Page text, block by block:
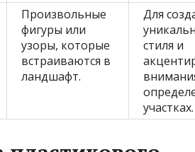
Произвольные
фигуры или
узоры, которые
встраиваются в
ландшафт.
Для
стиля и
участках.